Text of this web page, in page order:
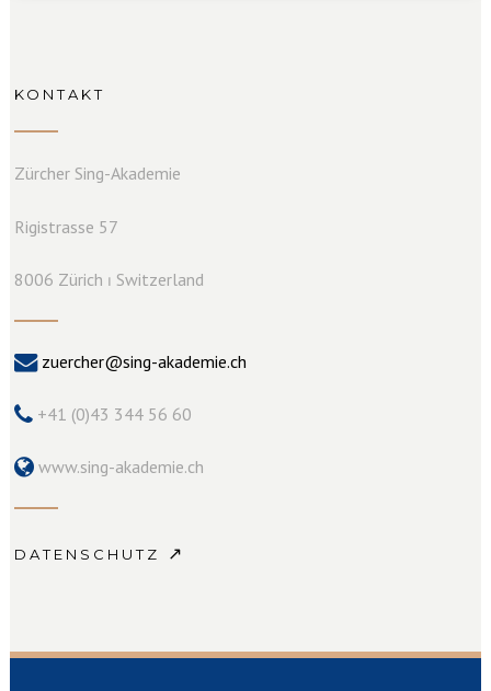
KONTAKT
Zürcher Sing-Akademie
Rigistrasse 57
8006 Zürich ⏐ Switzerland
zuercher@sing-akademie.ch
+41 (0)43 344 56 60
www.sing-akademie.ch
DATENSCHUTZ ↗